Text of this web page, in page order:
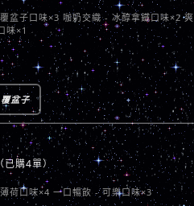
盆子口味×3 咖奶交織 - 冰醇拿鐵口味×2
味×1
覆盆子
購4單）
荷口味×4 一口暢飲 - 可樂口味×3